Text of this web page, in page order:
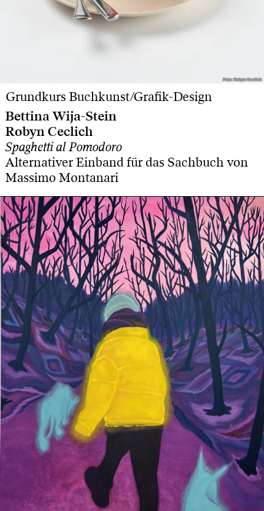
Foto: Robyn Ceclich
Foto: Robyn Ceclich
Grundkurs Buchkunst/Grafik-Design
Bettina Wija-Stein
Robyn Ceclich
Spaghetti al Pomodoro
Alternativer Einband für das Sachbuch von
Massimo Montanari